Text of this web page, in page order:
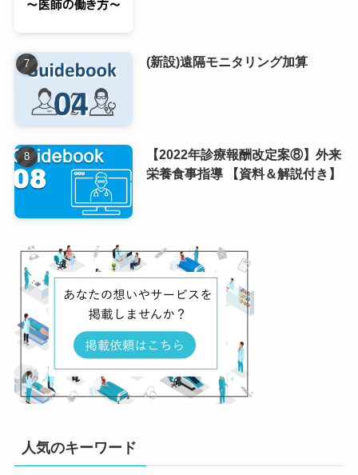
(新設)遠隔モニタリング加算
【2022年診療報酬改定案⑧】外来
栄養食事指導 【資料＆解説付き】
人気のキーワード